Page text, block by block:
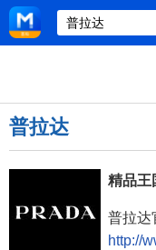
普拉达
精品王
普拉达
http://